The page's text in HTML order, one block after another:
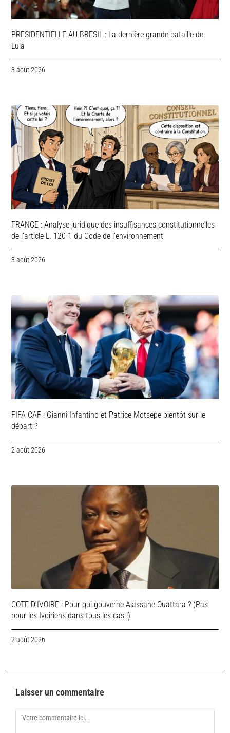
PRESIDENTIELLE AU BRESIL : La dernière grande bataille de
Lula
3 août 2026
FRANCE : Analyse juridique des insuffisances constitutionnelles
de l’article L. 120-1 du Code de l’environnement
3 août 2026
FIFA-CAF : Gianni Infantino et Patrice Motsepe bientôt sur le
départ ?
2 août 2026
COTE D’IVOIRE : Pour qui gouverne Alassane Ouattara ? (Pas
pour les Ivoiriens dans tous les cas !)
2 août 2026
Laisser un commentaire